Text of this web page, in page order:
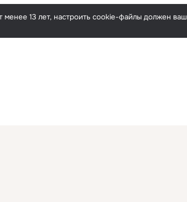
13 лет, настроить cookie-файлы должен ваш